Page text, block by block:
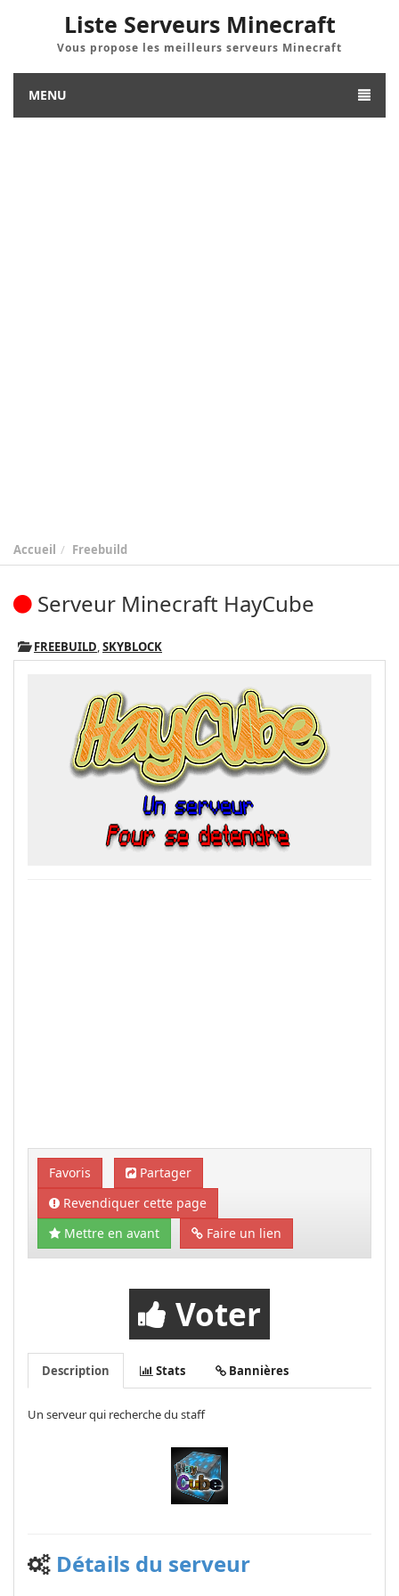
Liste Serveurs Minecraft
Vous propose les meilleurs serveurs Minecraft
MENU
Accueil Freebuild
Serveur Minecraft HayCube
FREEBUILD,SKYBLOCK
Favoris
Partager
Revendiquer cette page
Mettre en avant
Faire un lien
Voter
Description Stats Bannières
Un serveur qui recherche du staff
Détails du serveur